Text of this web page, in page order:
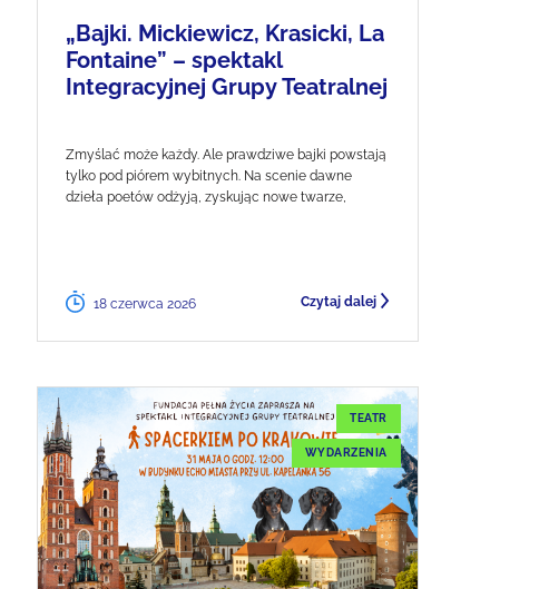
„Bajki. Mickiewicz, Krasicki, La
Fontaine” – spektakl
Integracyjnej Grupy Teatralnej
Zmyślać może każdy. Ale prawdziwe bajki powstają
tylko pod piórem wybitnych. Na scenie dawne
dzieła poetów odżyją, zyskując nowe twarze,
18 czerwca 2026 Czytaj dalej
TEATR
WYDARZENIA